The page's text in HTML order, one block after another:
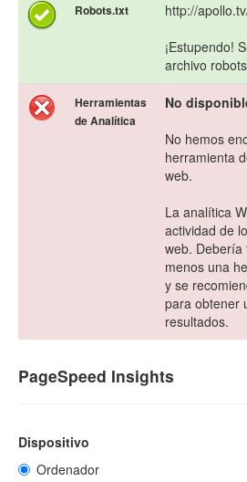
Robots.txt
http://
¡Estupendo!
archivo
Herramientas
de Analítica
No
No hemos
herramienta
web.
La analítica
actividad de
web. Debería
menos una
y se
para obtener
resultados.
PageSpeed Insights
Dispositivo
Ordenador